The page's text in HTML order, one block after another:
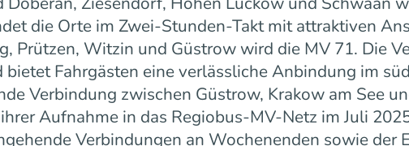
die Orte im Zwei-Stunden-Takt mit attraktiven
Prützen, Witzin und Güstrow wird die MV 71. Die
Fahrgästen eine verlässliche Anbindung im
Verbindung zwischen Güstrow, Krakow am See
Aufnahme in das Regiobus-MV-Netz im Juli
Verbindungen an Wochenenden sowie der